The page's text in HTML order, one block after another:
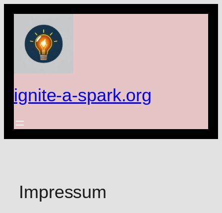
springen
ignite-a-spark.org
Impressum